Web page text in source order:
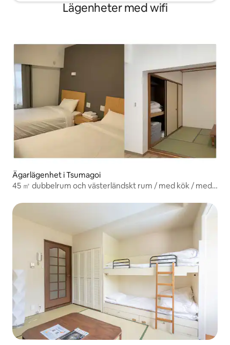
Lägenheter med wifi
Ägarlägenhet i Tsumagoi
45 ㎡ dubbelrum och västerländskt rum / med kök / med